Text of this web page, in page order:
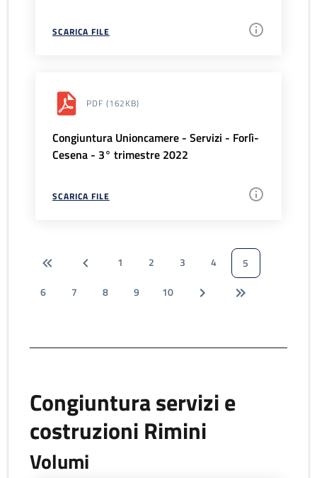
SCARICA FILE
PDF (162KB)
Congiuntura Unioncamere - Servizi - Forlì-
Cesena - 3° trimestre 2022
SCARICA FILE
1 2 3 4
5
6
7 8 9 10
Congiuntura servizi e
costruzioni Rimini
Volumi